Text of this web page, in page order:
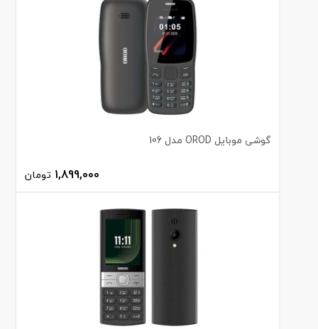
گوشی موبایل OROD مدل 106
1,899,000 تومان